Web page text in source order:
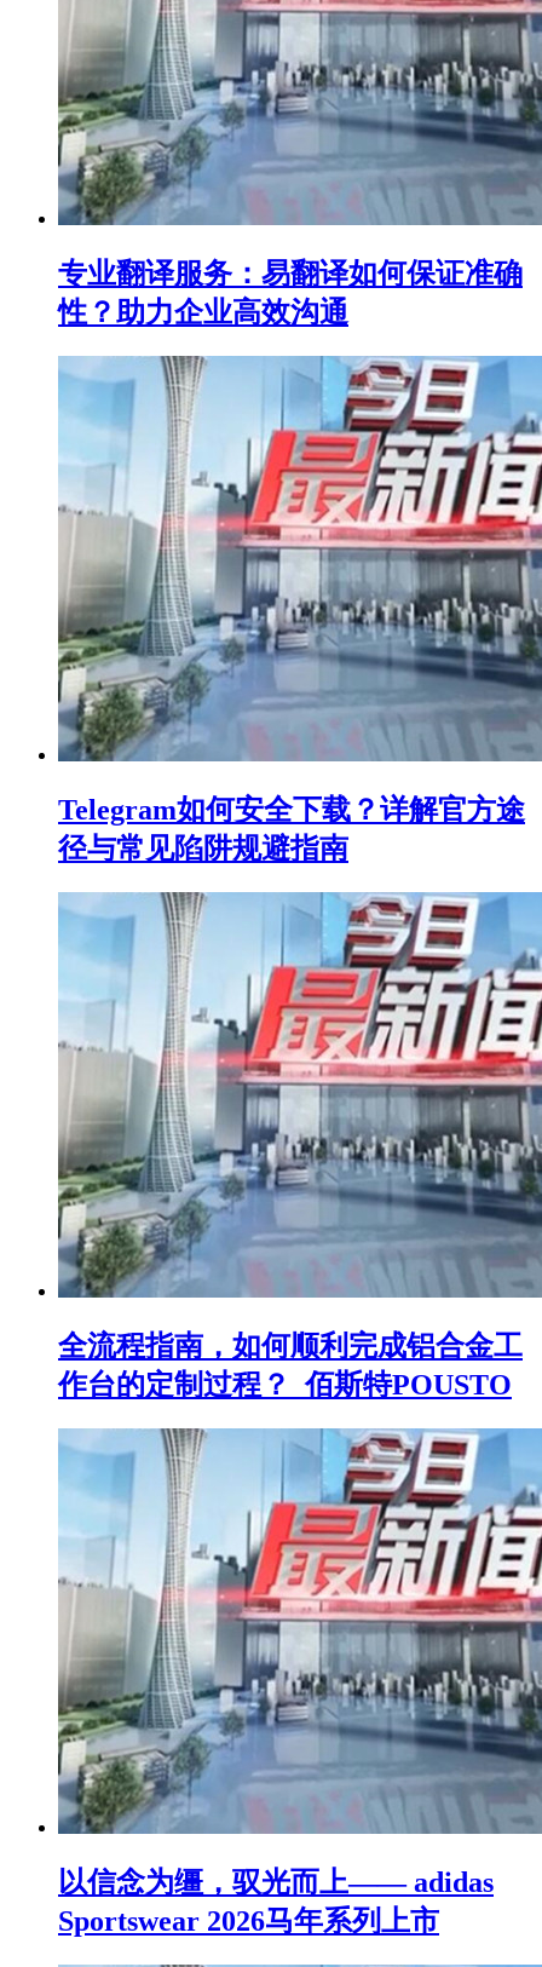
专业翻译服务：易翻译如何保证准确
性？助力企业高效沟通
Telegram如何安全下载？详解官方途
径与常见陷阱规避指南
全流程指南，如何顺利完成铝合金工
作台的定制过程？_佰斯特POUSTO
以信念为缰，驭光而上—— adidas
Sportswear 2026马年系列上市